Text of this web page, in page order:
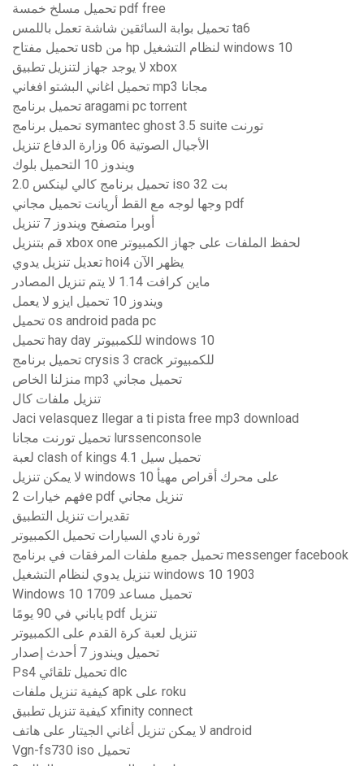
تحميل مسلخ خمسة pdf free
تحميل بوابة السائقين شاشة تعمل باللمس ta6
تحميل مفتاح usb من hp لنظام التشغيل windows 10
لا يوجد جهاز لتنزيل تطبيق xbox
تحميل اغاني البشتو افغاني mp3 مجانا
تحميل برنامج aragami pc torrent
تحميل برنامج symantec ghost 3.5 suite تورنت
الأجيال الصوتية 06 وزارة الدفاع تنزيل
ويندوز 10 التحميل بلوك
تحميل برنامج كالي لينكس 2.0 iso 32 بت
وجها لوجه مع القط أريانت تحميل مجاني pdf
أوبرا متصفح ويندوز 7 تنزيل
قم بتنزيل xbox one لحفظ الملفات على جهاز الكمبيوتر
تعديل تنزيل يدوي hoi4 يظهر الآن
ماين كرافت 1.14 لا يتم تنزيل المصادر
ويندوز 10 تحميل ايزو لا يعمل
تحميل os android pada pc
تحميل hay day للكمبيوتر windows 10
تحميل برنامج crysis 3 crack للكمبيوتر
منزلنا الخاص mp3 تحميل مجاني
تنزيل ملفات كال
Jaci velasquez llegar a ti pista free mp3 download
تحميل تورنت مجانا lurssenconsole
لعبة clash of kings 4.1 تحميل سيل
لا يمكن تنزيل windows 10 على محرك أقراص مهيأ
فهم خيارات 2e pdf تنزيل مجاني
تقديرات تنزيل التطبيق
ثورة نادي السيارات تحميل الكمبيوتر
تحميل جميع ملفات المرفقات في برنامج messenger facebook
تنزيل يدوي لنظام التشغيل windows 10 1903
Windows 10 1709 تحميل مساعد
ياباني في 90 يومًا pdf تنزيل
تنزيل لعبة كرة القدم على الكمبيوتر
تحميل ويندوز 7 أحدث إصدار
Ps4 تحميل تلقائي dlc
كيفية تنزيل ملفات apk على roku
كيفية تنزيل تطبيق xfinity connect
لا يمكن تنزيل أغاني الجيتار على هاتف android
Vgn-fs730 iso تحميل